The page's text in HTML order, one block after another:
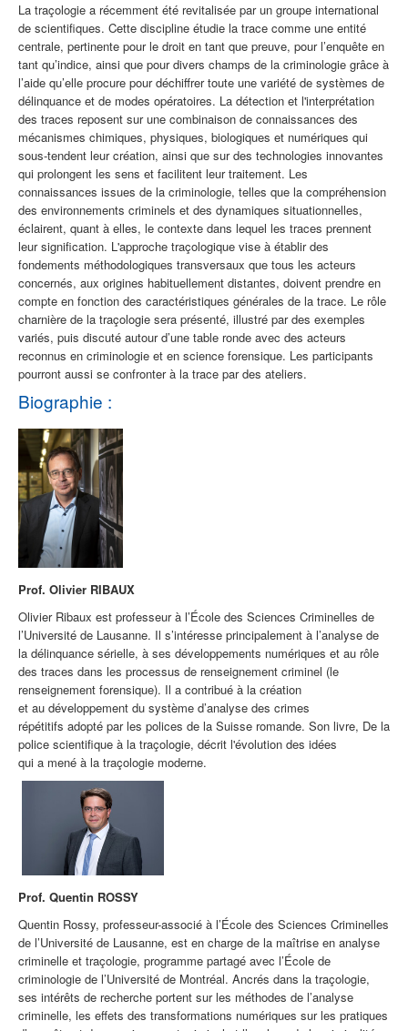
La traçologie a récemment été revitalisée par un groupe international
de scientifiques. Cette discipline étudie la trace comme une entité
centrale, pertinente pour le droit en tant que preuve, pourl’enquête en
tant qu’indice, ainsi que pour divers champs de la criminologie grâce à
l’aide qu’elle procure pourdéchiffrertoute une variété de systèmes de
délinquance et de modes opératoires. La détection et l'interprétation
des traces reposent sur une combinaison de connaissances des
mécanismes chimiques, physiques, biologiques et numériques qui
sous-tendent leur création, ainsi que sur des technologies innovantes
qui prolongent les sens et facilitent leur traitement. Les
connaissances issues de la criminologie, telles que la compréhension
des environnements criminels et des dynamiques situationnelles,
éclairent, quant à elles, le contexte dans lequel les traces prennent
leur signification. L'approche traçologique vise à établir des
fondements méthodologiques transversaux que tous les acteurs
concernés, aux origines habituellement distantes, doivent prendre en
compte en fonction des caractéristiques générales de la trace. Le rôle
charnière de la traçologie sera présenté, illustré par des exemples
variés, puis discuté autour d’une table ronde avec des acteurs
reconnus en criminologie et en science forensique. Les participants
pourront aussi se confronter à la trace par des ateliers.
Biographie :
Prof. Olivier RIBAUX
Olivier Ribaux est professeur à l’École des Sciences Criminelles de
l’Université de Lausanne. Il s’intéresse principalement à l’analyse de
la délinquance sérielle, à ses développements numériques et au rôle
des traces dans les processus de renseignement criminel (le
renseignement forensique). Il a contribué à la création
et au développement du système d’analyse des crimes
répétitifs adopté par les polices de la Suisse romande. Son livre, De la
police scientifique à la traçologie, décrit l'évolution des idées
qui a mené à la traçologie moderne.
Prof. Quentin ROSSY
Quentin Rossy, professeur-associé à l’École des Sciences Criminelles
de l’Université de Lausanne, est en charge de la maîtrise en analyse
criminelle et traçologie, programme partagé avec l’École de
criminologie de l’Université de Montréal. Ancrés dans la traçologie,
ses intérêts de recherche portent sur les méthodes de l’analyse
criminelle, les effets des transformations numériques sur les pratiques